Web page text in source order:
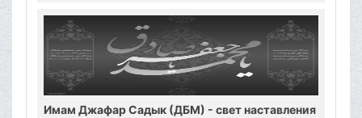
Имам Джафар Садык (ДБМ) - свет наставления